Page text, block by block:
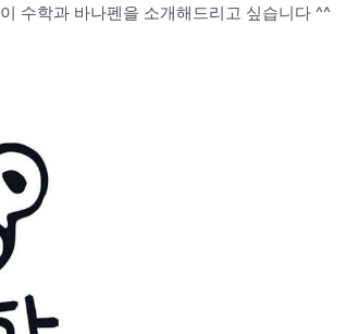
수학과 바나펜을 소개해드리고 싶습니다 ^^